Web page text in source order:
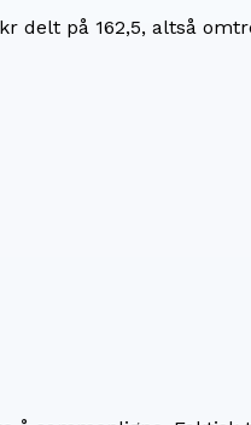
delt på 162,5, altså